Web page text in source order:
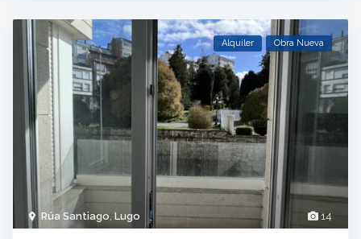
14
Rúa Santiago Lugo
Alquiler Obra Nueva